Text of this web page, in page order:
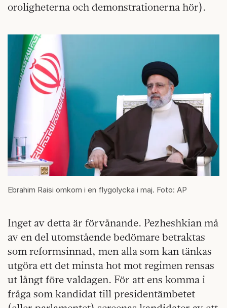
oroligheterna och demonstrationerna hör).
Ebrahim Raisi omkom i en flygolycka i maj. Foto: AP
Inget av detta är förvånande. Pezheshkian må
av en del utomstående bedömare betraktas
som reformsinnad, men alla som kan tänkas
utgöra ett det minsta hot mot regimen rensas
ut långt före valdagen. För att ens komma i
fråga som kandidat till presidentämbetet